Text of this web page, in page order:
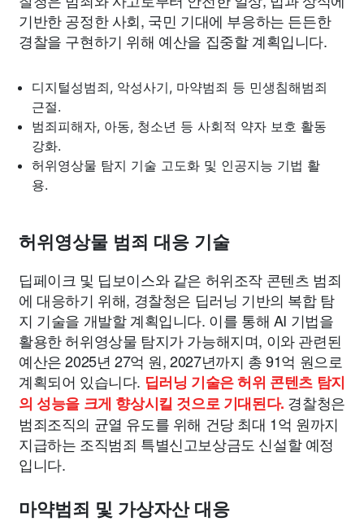
기반한 공정한 사회, 국민 기대에 부응하는 든든한
경찰을 구현하기 위해 예산을 집중할 계획입니다.
디지털성범죄, 악성사기, 마약범죄 등 민생침해범죄
근절.
범죄피해자, 아동, 청소년 등 사회적 약자 보호 활동
강화.
허위영상물 탐지 기술 고도화 및 인공지능 기법 활
용.
허위영상물 범죄 대응 기술
딥페이크 및 딥보이스와 같은 허위조작 콘텐츠 범죄
에 대응하기 위해, 경찰청은 딥러닝 기반의 복합 탐
지 기술을 개발할 계획입니다. 이를 통해 AI 기법을
활용한 허위영상물 탐지가 가능해지며, 이와 관련된
예산은 2025년 27억 원, 2027년까지 총 91억 원으로
계획되어 있습니다. 딥러닝 기술은 허위 콘텐츠 탐지
의 성능을 크게 향상시킬 것으로 기대된다. 경찰청은
범죄조직의 균열 유도를 위해 건당 최대 1억 원까지
지급하는 조직범죄 특별신고보상금도 신설할 예정
입니다.
마약범죄 및 가상자산 대응